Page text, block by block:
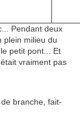
Pendant deux
plein milieu du
petit pont... Et
vraiment pas
branche, fait-